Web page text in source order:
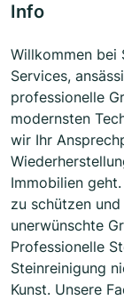
Info
Willkommen bei
Services,
professionelle
modernsten
wir Ihr
Immobilien
zu schützen
unerwünschte
Professionelle
Steinreinigung
Kunst. Unsere